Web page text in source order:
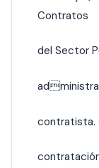
Contratos
del Sector
contratista.